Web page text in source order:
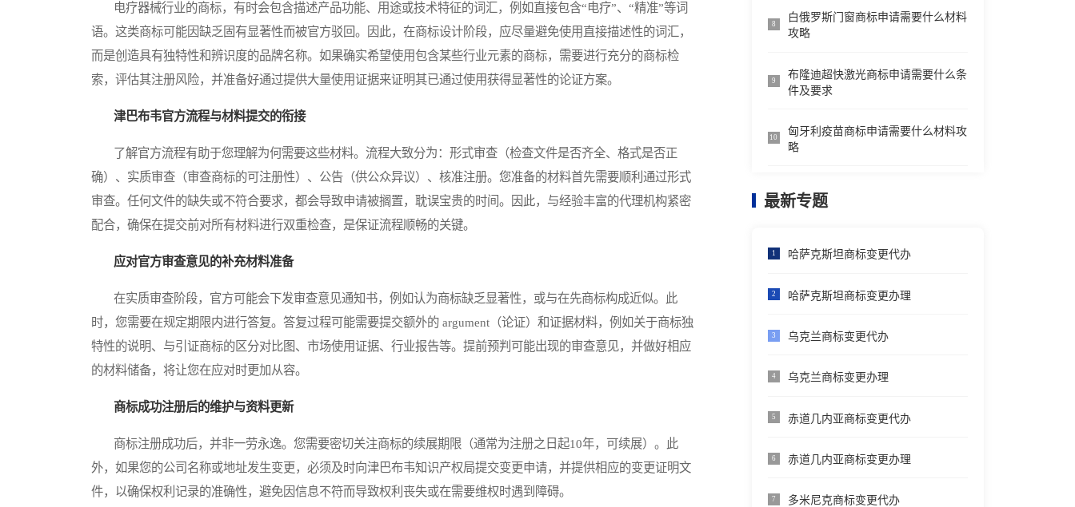
电疗器械行业的商标，有时会包含描述产品功能、用途或技术特征的词汇，例如直接包含“电疗”、“精准”等词
语。这类商标可能因缺乏固有显著性而被官方驳回。因此，在商标设计阶段，应尽量避免使用直接描述性的词汇，
而是创造具有独特性和辨识度的品牌名称。如果确实希望使用包含某些行业元素的商标，需要进行充分的商标检
索，评估其注册风险，并准备好通过提供大量使用证据来证明其已通过使用获得显著性的论证方案。
津巴布韦官方流程与材料提交的衔接
了解官方流程有助于您理解为何需要这些材料。流程大致分为：形式审查（检查文件是否齐全、格式是否正
确）、实质审查（审查商标的可注册性）、公告（供公众异议）、核准注册。您准备的材料首先需要顺利通过形式
审查。任何文件的缺失或不符合要求，都会导致申请被搁置，耽误宝贵的时间。因此，与经验丰富的代理机构紧密
配合，确保在提交前对所有材料进行双重检查，是保证流程顺畅的关键。
应对官方审查意见的补充材料准备
在实质审查阶段，官方可能会下发审查意见通知书，例如认为商标缺乏显著性，或与在先商标构成近似。此
时，您需要在规定期限内进行答复。答复过程可能需要提交额外的 argument（论证）和证据材料，例如关于商标独
特性的说明、与引证商标的区分对比图、市场使用证据、行业报告等。提前预判可能出现的审查意见，并做好相应
的材料储备，将让您在应对时更加从容。
商标成功注册后的维护与资料更新
商标注册成功后，并非一劳永逸。您需要密切关注商标的续展期限（通常为注册之日起10年，可续展）。此
外，如果您的公司名称或地址发生变更，必须及时向津巴布韦知识产权局提交变更申请，并提供相应的变更证明文
件，以确保权利记录的准确性，避免因信息不符而导致权利丧失或在需要维权时遇到障碍。
8
白俄罗斯门窗商标申请需要什么材料
攻略
9
布隆迪超快激光商标申请需要什么条
件及要求
10
匈牙利疫苗商标申请需要什么材料攻
略
最新专题
1 哈萨克斯坦商标变更代办
2 哈萨克斯坦商标变更办理
3 乌克兰商标变更代办
4 乌克兰商标变更办理
5 赤道几内亚商标变更代办
6 赤道几内亚商标变更办理
7 多米尼克商标变更代办